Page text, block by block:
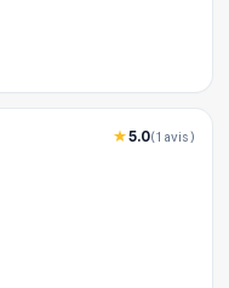
5.0(1 avis)